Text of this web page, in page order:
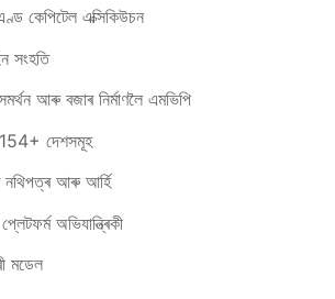
কেপিটেল এক্সিকিউচন
সংহতি
আৰু বজাৰ নিৰ্মাণলৈ এমভিপি
154+ দেশসমূহ
নথিপত্ৰ আৰু আৰ্হি
অভিযান্ত্ৰিকী
মডেল